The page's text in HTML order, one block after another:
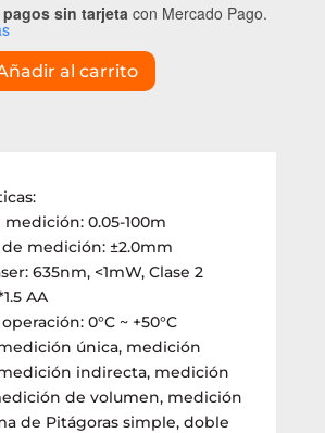
pagos sin tarjeta con Mercado Pago.
al carrito
0.05-100m
medición: ±2.0mm
635nm, <1mW, Clase 2
AA
0°C ~ +50°C
única, medición
indirecta, medición
de volumen, medición
de Pitágoras simple, doble